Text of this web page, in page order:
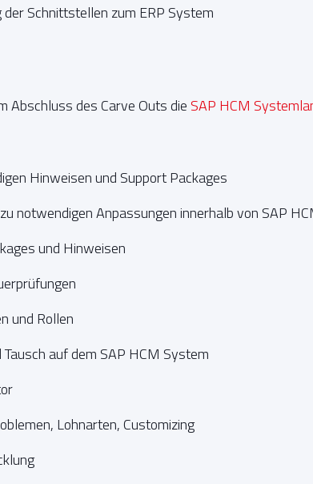
Schnittstellen zum ERP System
Abschluss des Carve Outs dieSAP HCM
Hinweisen und Support Packages
notwendigen Anpassungen innerhalb von SAP
und Hinweisen
und Rollen
auf dem SAP HCM System
Lohnarten, Customizing